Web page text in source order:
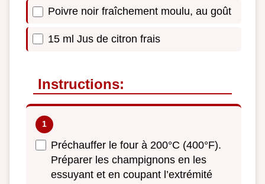
Poivre noir fraîchement moulu, au goût
15 ml Jus de citron frais
Instructions:
Préchauffer le four à 200°C (400°F).
Préparer les champignons en les
essuyant et en coupant l’extrémité